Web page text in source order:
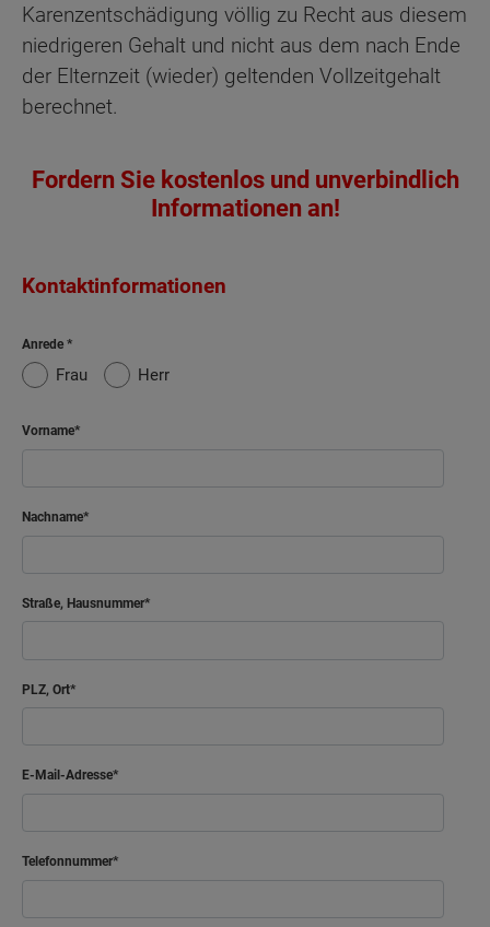
Karenzentschädigung völlig zu Recht aus diesem
niedrigeren Gehalt und nicht aus dem nach Ende
der Elternzeit (wieder) geltenden Vollzeitgehalt
berechnet.
Fordern Sie kostenlos und unverbindlich
Informationen an!
Kontaktinformationen
Anrede
Frau Herr
Vorname
Nachname
Straße, Hausnummer
PLZ, Ort
E-Mail-Adresse
Telefonnummer